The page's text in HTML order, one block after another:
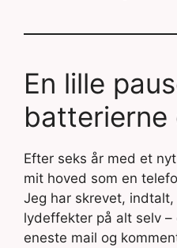
En lille
batterierne
Efter seks år med et
mit hoved som en
Jeg har skrevet,
lydeffekter på alt selv –
eneste mail og